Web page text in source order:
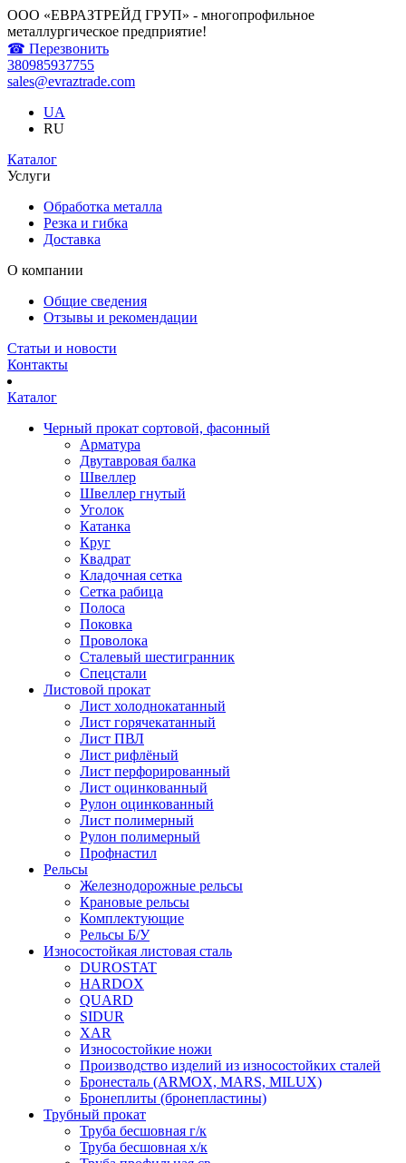
ООО «ЕВРАЗТРЕЙД ГРУП» - многопрофильное
металлургическое предприятие!
☎ Перезвонить
380985937755
sales@evraztrade.com
UA
RU
Каталог
Услуги
Обработка металла
Резка и гибка
Доставка
О компании
Общие сведения
Отзывы и рекомендации
Статьи и новости
Контакты
Каталог
Черный прокат сортовой, фасонный
Арматура
Двутавровая балка
Швеллер
Швеллер гнутый
Уголок
Катанка
Круг
Квадрат
Кладочная сетка
Сетка рабица
Полоса
Поковка
Проволока
Сталевый шестигранник
Спецстали
Листовой прокат
Лист холоднокатанный
Лист горячекатанный
Лист ПВЛ
Лист рифлёный
Лист перфорированный
Лист оцинкованный
Рулон оцинкованный
Лист полимерный
Рулон полимерный
Профнастил
Рельсы
Железнодорожные рельсы
Крановые рельсы
Комплектующие
Рельсы Б/У
Износостойкая листовая сталь
DUROSTAT
HARDOX
QUARD
SIDUR
XAR
Износостойкие ножи
Производство изделий из износостойких сталей
Бронесталь (ARMOX, MARS, MILUX)
Бронеплиты (бронепластины)
Трубный прокат
Труба бесшовная г/к
Труба бесшовная х/к